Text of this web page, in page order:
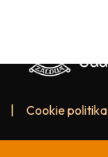
Cookie politika